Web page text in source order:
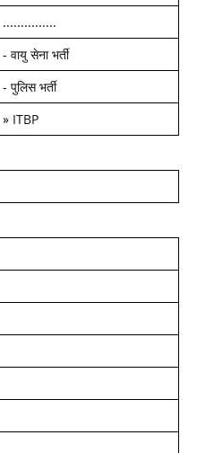
...............
- वायु सेना भर्ती
- पुलिस भर्ती
» ITBP